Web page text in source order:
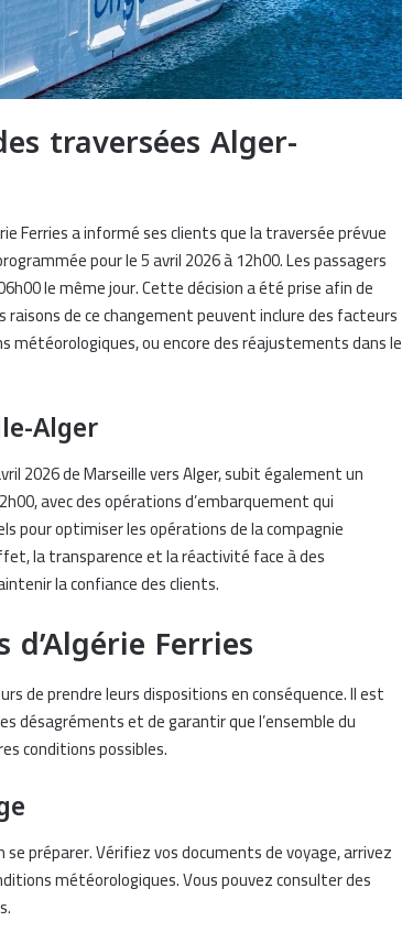
traversées Alger-
Ferries a informé ses clients que la traversée prévue
pour le 5 avril 2026 à 12h00. Les passagers
le même jour. Cette décision a été prise afin de
de ce changement peuvent inclure des facteurs
météorologiques, ou encore des réajustements dans le
Alger
2026 de Marseille vers Alger, subit également un
avec des opérations d’embarquement qui
pour optimiser les opérations de la compagnie
la transparence et la réactivité face à des
la confiance des clients.
Ferries
de prendre leurs dispositions en conséquence. Il est
désagréments et de garantir que l’ensemble du
conditions possibles.
préparer. Vérifiez vos documents de voyage, arrivez
météorologiques. Vous pouvez consulter des